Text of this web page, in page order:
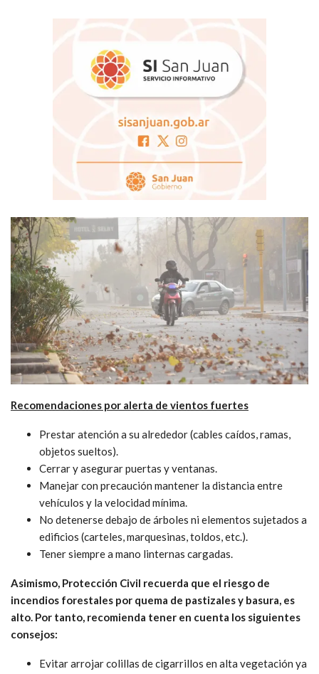
Recomendaciones por alerta de vientos fuertes
Prestar atención a su alrededor (cables caídos, ramas,
objetos sueltos).
Cerrar y asegurar puertas y ventanas.
Manejar con precaución mantener la distancia entre
vehículos y la velocidad mínima.
No detenerse debajo de árboles ni elementos sujetados a
edificios (carteles, marquesinas, toldos, etc.).
Tener siempre a mano linternas cargadas.
Asimismo, Protección Civil recuerda que el riesgo de
incendios forestales por quema de pastizales y basura, es
alto. Por tanto, recomienda tener en cuenta los siguientes
consejos:
Evitar arrojar colillas de cigarrillos en alta vegetación ya